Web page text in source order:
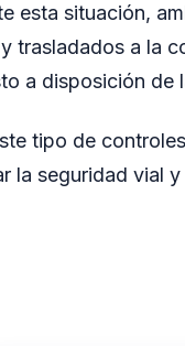
esta situación,
trasladados a la
a disposición de
tipo de
la seguridad vial